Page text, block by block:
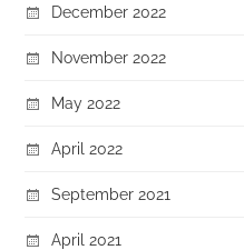
December 2022
November 2022
May 2022
April 2022
September 2021
April 2021